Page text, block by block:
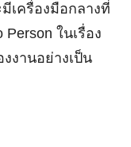
เครื่องมือกลางที่
ในเรื่อง
งานอย่างเป็น